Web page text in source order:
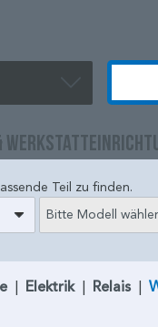
Teil zu finden.
Bitte Modell
Elektrik Relais